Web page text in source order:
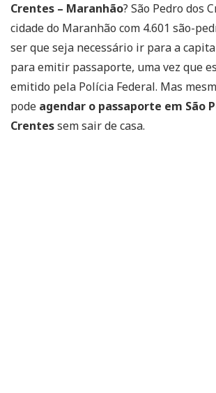
Crentes – Maranhão? São Pedro dos
cidade do Maranhão com 4.601 são-
ser que seja necessário ir para a
para emitir passaporte, uma vez que
emitido pela Polícia Federal. Mas
pode agendar o passaporte em São
Crentessem sair de casa.